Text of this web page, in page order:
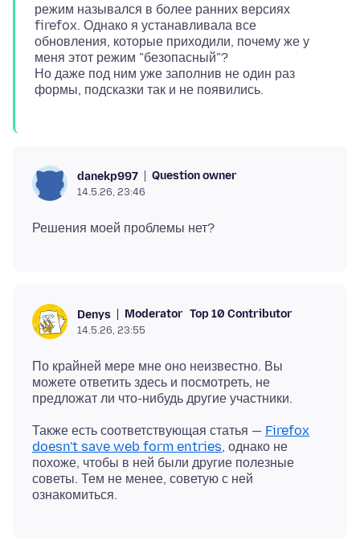
режим назывался в более ранних версиях
firefox. Однако я устанавливала все
обновления, которые приходили, почему же у
меня этот режим "безопасный"?
Но даже под ним уже заполнив не один раз
danekp997 Question owner
14.5.26, 23:46
Denys Moderator Top 10 Contributor
14.5.26, 23:55
По крайней мере мне оно неизвестно. Вы
можете ответить здесь и посмотреть, не
Также есть соответствующая статья — Firefox
doesn't save web form entries, однако не
похоже, чтобы в ней были другие полезные
советы. Тем не менее, советую с ней